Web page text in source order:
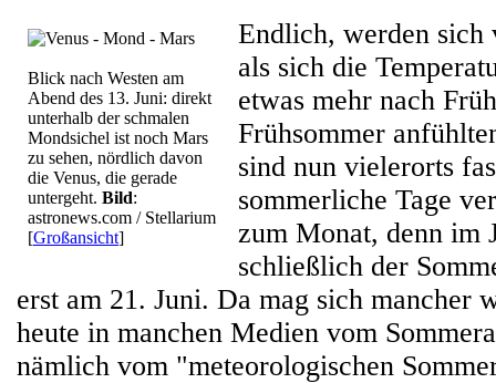
Blick nach Westen am
Abend des 13. Juni: direkt
unterhalb der schmalen
Mondsichel ist noch Mars
zu sehen, nördlich davon
die Venus, die gerade
untergeht. Bild:
astronews.com / Stellarium
[Großansicht]
Endlich, werden sich
als sich die
etwas mehr nach
Frühsommer
sind nun vielerorts
sommerliche Tage
zum Monat, denn im
schließlich der
erst am 21. Juni. Da mag sich mancher
heute in manchen Medien vom
nämlich vom "meteorologischen